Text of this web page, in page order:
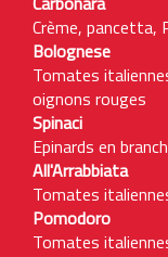
Crème, pancetta,
Bolognese
Tomates
oignons rouges
Spinaci
Epinards en
All'Arrabbiata
Tomates
Pomodoro
Tomates